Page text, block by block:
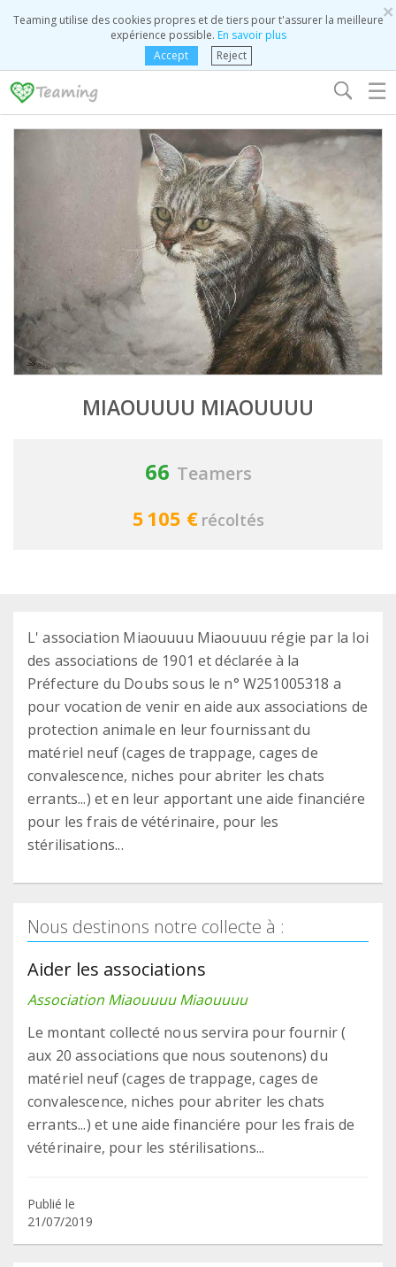
×
Teaming utilise des cookies propres et de tiers pour t'assurer la meilleure
expérience possible. En savoir plus
Accept
Reject
☰
MIAOUUUU MIAOUUUU
66 Teamers
5 105 € récoltés
L' association Miaouuuu Miaouuuu régie par la loi
des associations de 1901 et déclarée à la
Préfecture du Doubs sous le n° W251005318 a
pour vocation de venir en aide aux associations de
protection animale en leur fournissant du
matériel neuf (cages de trappage, cages de
convalescence, niches pour abriter les chats
errants...) et en leur apportant une aide financiére
pour les frais de vétérinaire, pour les
stérilisations...
Nous destinons notre collecte à :
Aider les associations
Association Miaouuuu Miaouuuu
Le montant collecté nous servira pour fournir (
aux 20 associations que nous soutenons) du
matériel neuf (cages de trappage, cages de
convalescence, niches pour abriter les chats
errants...) et une aide financiére pour les frais de
vétérinaire, pour les stérilisations...
Publié le
21/07/2019